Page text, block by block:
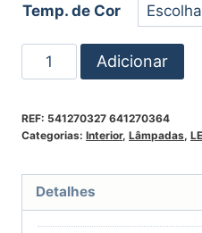
Temp. de Cor
Adicionar
REF: 541270327 641270364
Categorias: Interior, Lâmpadas,
Detalhes